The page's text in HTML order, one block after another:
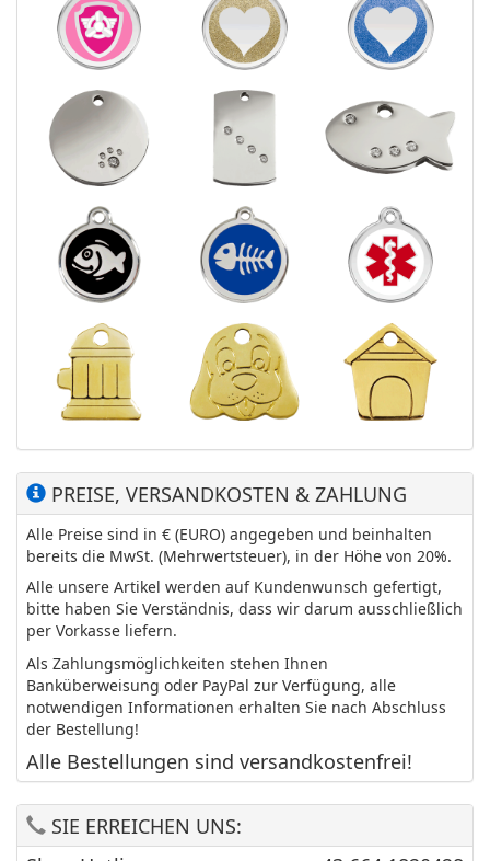
PREISE, VERSANDKOSTEN & ZAHLUNG
Alle Preise sind in € (EURO) angegeben und beinhalten
bereits die MwSt. (Mehrwertsteuer), in der Höhe von 20%.
Alle unsere Artikel werden auf Kundenwunsch gefertigt,
bitte haben Sie Verständnis, dass wir darum ausschließlich
per Vorkasse liefern.
Als Zahlungsmöglichkeiten stehen Ihnen
Banküberweisung oder PayPal zur Verfügung, alle
notwendigen Informationen erhalten Sie nach Abschluss
der Bestellung!
Alle Bestellungen sind versandkostenfrei!
SIE ERREICHEN UNS: